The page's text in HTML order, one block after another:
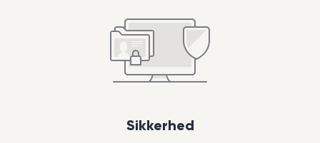
Sikkerhed